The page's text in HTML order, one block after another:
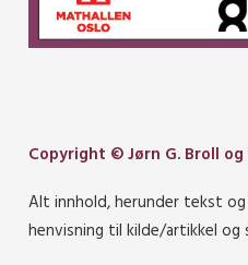
Copyright © Jørn G. Broll
Alt innhold, herunder tekst
henvisning til kilde/artikkel og